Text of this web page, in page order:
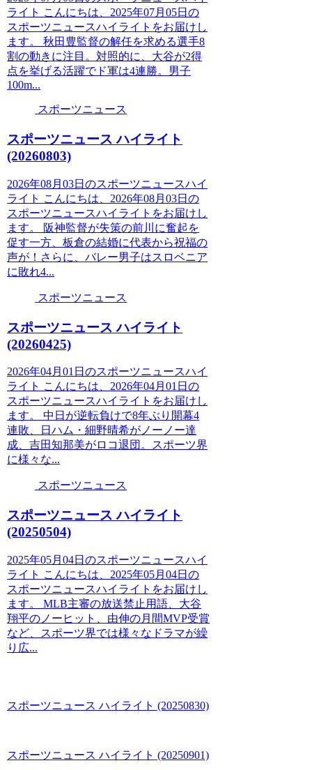
ライト こんにちは、2025年07月05日の
スポーツニュースハイライトをお届けし
ます。 秋田豊監督の解任を求める選手8
割の動きに注目。対照的に、大谷が2得
点を挙げる活躍でド軍は4連勝。男子
100m...
スポーツニュース
スポーツニュース ハイライト
(20260803)
2026年08月03日のスポーツニュースハイ
ライト こんにちは、2026年08月03日の
スポーツニュースハイライトをお届けし
ます。 阪神監督が失策の前川に奮起を
促す一方、板倉の結婚に代表から祝福の
声が！さらに、バレー男子はスロベニア
に敗れ4...
スポーツニュース
スポーツニュース ハイライト
(20260425)
2026年04月01日のスポーツニュースハイ
ライト こんにちは、2026年04月01日の
スポーツニュースハイライトをお届けし
ます。 中日が逆転負けで8年ぶり開幕4
連敗、日ハム・細野晴希がノーノー達
成、吉田知那美がロコ退団。スポーツ界
に様々な...
スポーツニュース
スポーツニュース ハイライト
(20250504)
2025年05月04日のスポーツニュースハイ
ライト こんにちは、2025年05月04日の
スポーツニュースハイライトをお届けし
ます。 MLB主審の放送禁止用語、大谷
翔平のノーヒット、由伸の月間MVP受賞
など、スポーツ界では様々なドラマが繰
り広...
スポーツニュース ハイライト (20250830)
スポーツニュース ハイライト (20250901)